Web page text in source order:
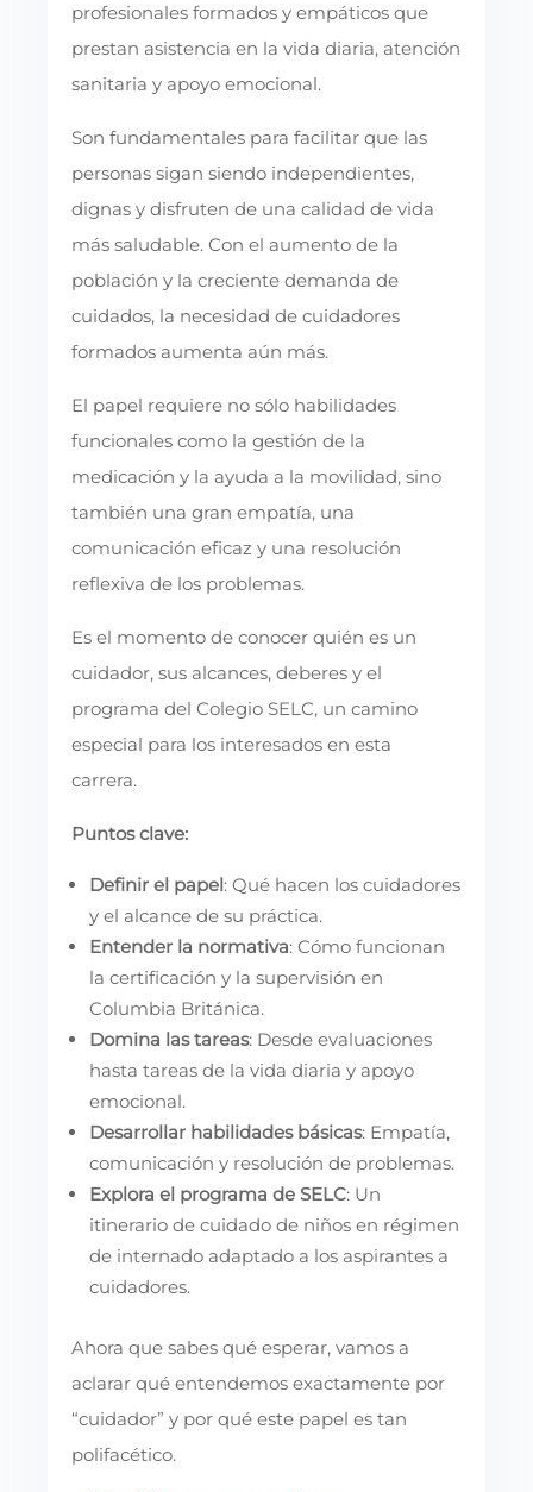
profesionales formados y empáticos que
prestan asistencia en la vida diaria, atención
sanitaria y apoyo emocional.
Son fundamentales para facilitar que las
personas sigan siendo independientes,
dignas y disfruten de una calidad de vida
más saludable. Con el aumento de la
población y la creciente demanda de
cuidados, la necesidad de cuidadores
formados aumenta aún más.
El papel requiere no sólo habilidades
funcionales como la gestión de la
medicación y la ayuda a la movilidad, sino
también una gran empatía, una
comunicación eficaz y una resolución
reflexiva de los problemas.
Es el momento de conocer quién es un
cuidador, sus alcances, deberes y el
programa del Colegio SELC, un camino
especial para los interesados en esta
carrera.
Puntos clave:
Definir el papel: Qué hacen los cuidadores
y el alcance de su práctica.
Entender la normativa: Cómo funcionan
la certificación y la supervisión en
Columbia Británica.
Domina las tareas: Desde evaluaciones
hasta tareas de la vida diaria y apoyo
emocional.
Desarrollar habilidades básicas: Empatía,
comunicación y resolución de problemas.
Explora el programa de SELC: Un
itinerario de cuidado de niños en régimen
de internado adaptado a los aspirantes a
cuidadores.
Ahora que sabes qué esperar, vamos a
aclarar qué entendemos exactamente por
“cuidador” y por qué este papel es tan
polifacético.